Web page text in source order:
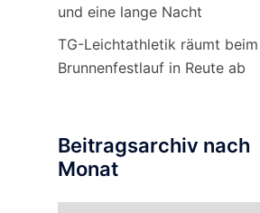
und eine lange Nacht
TG-Leichtathletik räumt beim
Brunnenfestlauf in Reute ab
Beitragsarchiv nach
Monat